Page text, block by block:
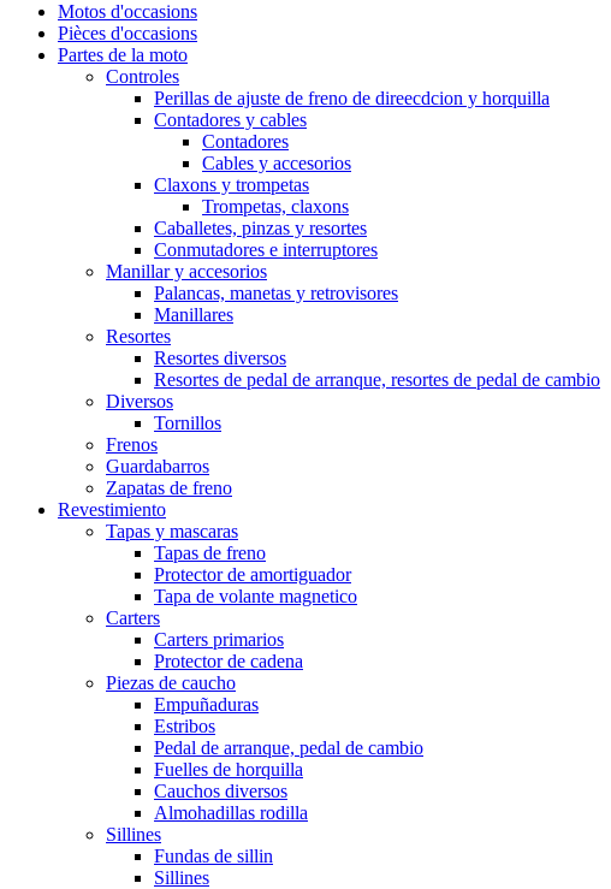
Motos d'occasions
Pièces d'occasions
Partes de la moto
Controles
Perillas de ajuste de freno de direecdcion y horquilla
Contadores y cables
Contadores
Cables y accesorios
Claxons y trompetas
Trompetas, claxons
Caballetes, pinzas y resortes
Conmutadores e interruptores
Manillar y accesorios
Palancas, manetas y retrovisores
Manillares
Resortes
Resortes diversos
Resortes de pedal de arranque, resortes de pedal de cambio
Diversos
Tornillos
Frenos
Guardabarros
Zapatas de freno
Revestimiento
Tapas y mascaras
Tapas de freno
Protector de amortiguador
Tapa de volante magnetico
Carters
Carters primarios
Protector de cadena
Piezas de caucho
Empuñaduras
Estribos
Pedal de arranque, pedal de cambio
Fuelles de horquilla
Cauchos diversos
Almohadillas rodilla
Sillines
Fundas de sillin
Sillines